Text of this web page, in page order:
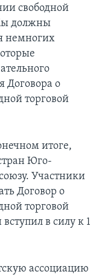
свободной
должны
немногих
Договора о
торговой
итоге,
Юго-
Участники
Договор о
торговой
в силу к 1
ассоциацию